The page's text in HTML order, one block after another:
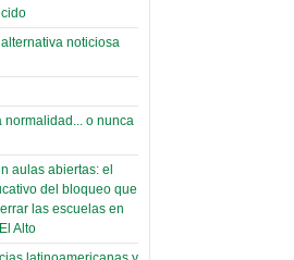
del MAS se
en la UMSA
Septiembre 2023
Geografía realiza
Nacional
Octubre 2022
estudiantes de
de la UMSA
de
en
no tuvo
24 horas
rectifica
09 Diciembre 2020
noticiosa
normalidad... o nunca
aulas abiertas: el
del bloqueo que
las escuelas en
Alto